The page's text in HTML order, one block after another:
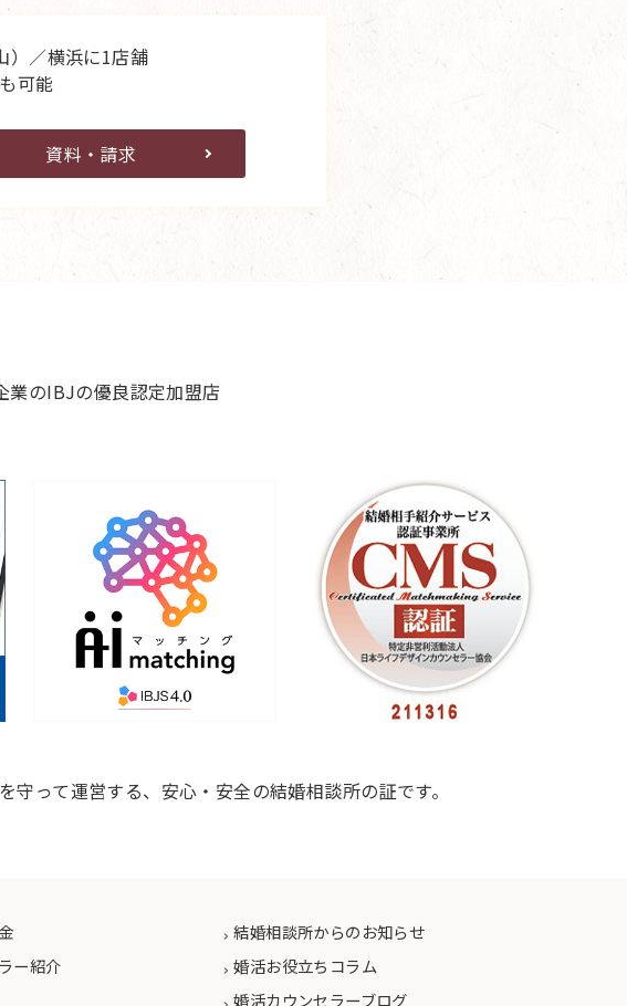
）／横浜に1店舗
可能
資料・請求
業のIBJの優良認定加盟店
って運営する、安心・安全の結婚相談所の証です。
ー紹介
結婚相談所からのお知らせ
婚活お役立ちコラム
婚活カウンセラーブログ